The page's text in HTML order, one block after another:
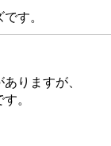
す。
りますが、
。